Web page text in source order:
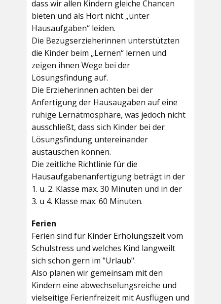
dass wir allen Kindern gleiche Chancen
bieten und als Hort nicht „unter
Hausaufgaben“ leiden.
Die Bezugserzieherinnen unterstützten
die Kinder beim „Lernen“ lernen und
zeigen ihnen Wege bei der
Lösungsfindung auf.
Die Erzieherinnen achten bei der
Anfertigung der Hausaugaben auf eine
ruhige Lernatmosphäre, was jedoch nicht
ausschließt, dass sich Kinder bei der
Lösungsfindung untereinander
austauschen können.
Die zeitliche Richtlinie für die
Hausaufgabenanfertigung beträgt in der
1. u. 2. Klasse max. 30 Minuten und in der
3. u 4. Klasse max. 60 Minuten.
Ferien
Ferien sind für Kinder Erholungszeit vom
Schulstress und welches Kind langweilt
sich schon gern im "Urlaub".
Also planen wir gemeinsam mit den
Kindern eine abwechselungsreiche und
vielseitige Ferienfreizeit mit Ausflügen und